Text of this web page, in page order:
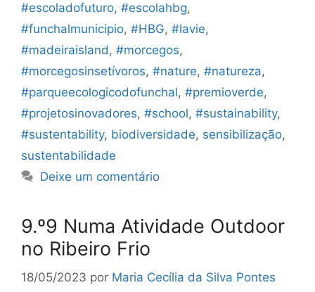
#escoladofuturo, #escolahbg,
#funchalmunicipio, #HBG, #lavie,
#madeiraisland, #morcegos,
#morcegosinsetívoros, #nature, #natureza,
#parqueecologicodofunchal, #premioverde,
#projetosinovadores, #school, #sustainability,
#sustentability, biodiversidade, sensibilização,
sustentabilidade
Deixe um comentário
9.º9 Numa Atividade Outdoor
no Ribeiro Frio
18/05/2023 por Maria Cecília da Silva Pontes